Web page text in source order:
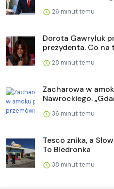
26 minut temu
Dorota Gawryluk
prezydenta. Co na
28 minut temu
Zacharowa w
Nawrockiego.
36 minut temu
Tesco znika, a
To Biedronka
38 minut temu